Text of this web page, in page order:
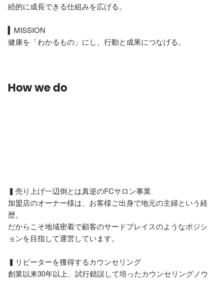
続的に成長できる仕組みを広げる。
▍MISSION
健康を「わかるもの」にし、行動と成果につなげる。
How we do
▍売り上げ一辺倒とは真逆のFCサロン事業
加盟店のオーナー様は、お客様ご出身で地元の主婦という経
歴。
だからこそ地域密着で顧客のサードプレイスのようなポジシ
ョンを目指して運営しています。
▍リピーターを獲得するカウンセリング
創業以来30年以上、試行錯誤して培ったカウンセリングノウ